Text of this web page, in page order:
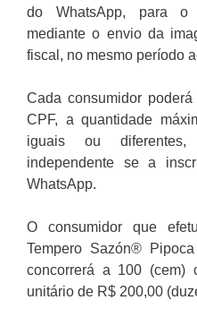
do WhatsApp, para o
mediante o envio da
fiscal, no mesmo período
Cada consumidor
CPF, a quantidade
iguais ou
independente se a
WhatsApp.
O consumidor que
Tempero Sazón®
concorrerá a 100 (cem)
unitário de R$ 200,00